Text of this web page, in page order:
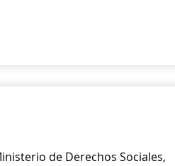
de Derechos Sociales,